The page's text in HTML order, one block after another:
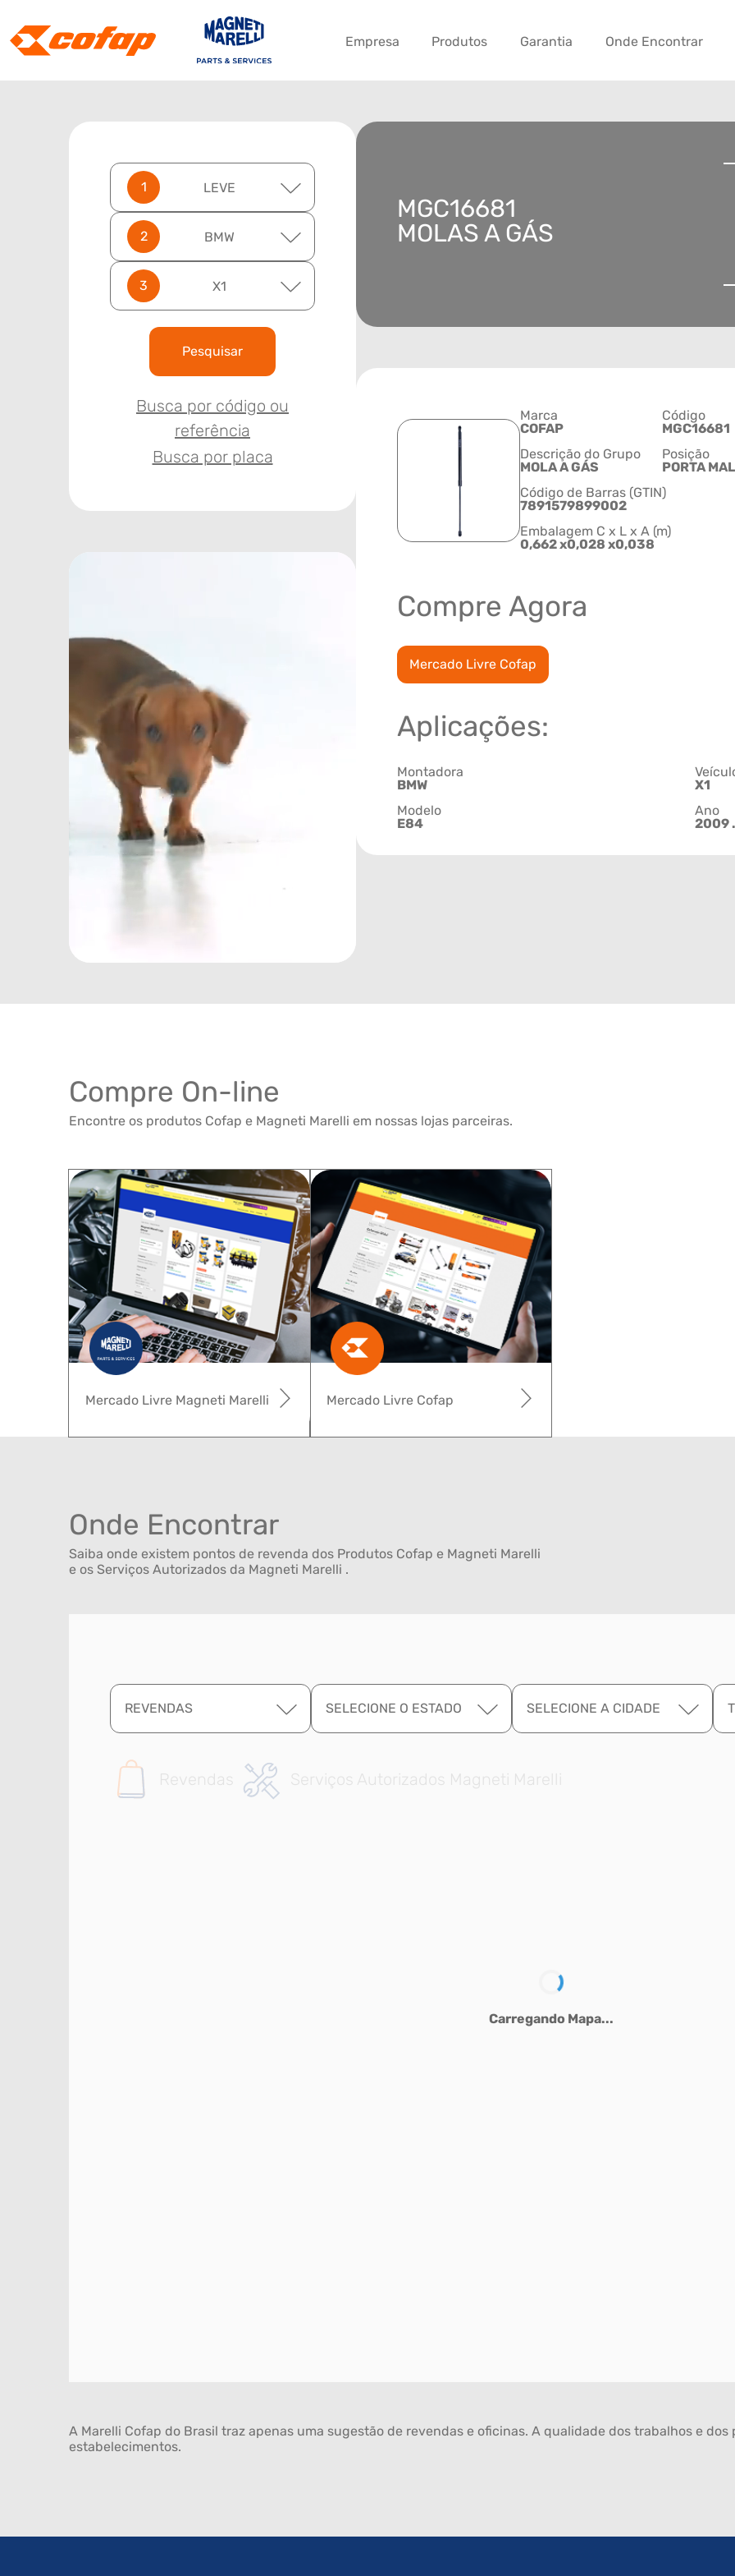
Empresa Produtos Garantia Onde Encontrar
LEVE
BMW
X1
Pesquisar
Busca por código ou
referência
Busca por placa
MGC16681
MOLAS A GÁS
Marca
COFAP
Código
MGC16681
Descrição do Grupo
MOLA A GÁS
Posição
PORTA
Código de Barras (GTIN)
7891579899002
Embalagem C x L x A (m)
0,662 x0,028 x0,038
Compre Agora
Mercado Livre Cofap
Aplicações:
Montadora
BMW
X1
Modelo
E84
Ano
2009
Compre On-line
Encontre os produtos Cofap e Magneti Marelli em nossas lojas parceiras.
Mercado Livre Cofap
Mercado Livre Magneti Marelli
Onde Encontrar
Saiba onde existem pontos de revenda dos Produtos Cofap e Magneti Marelli
e os Serviços Autorizados da Magneti Marelli .
REVENDAS SELECIONE O ESTADO SELECIONE A CIDADE
Revendas Serviços Autorizados Magneti Marelli
Carregando Mapa...
A Marelli Cofap do Brasil traz apenas uma sugestão de revendas e oficinas. A qualidade dos trabalhos e
estabelecimentos.